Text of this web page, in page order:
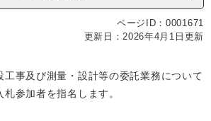
ページID：0001671
更新日：2026年4月1日更新
工事及び測量・設計等の委託業務について
参加者を指名します。